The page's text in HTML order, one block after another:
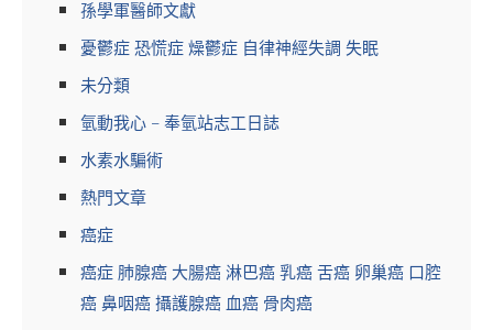
孫學軍醫師文獻
憂鬱症 恐慌症 燥鬱症 自律神經失調 失眠
未分類
氫動我心 – 奉氫站志工日誌
水素水騙術
熱門文章
癌症
癌症 肺腺癌 大腸癌 淋巴癌 乳癌 舌癌 卵巢癌 口腔
癌 鼻咽癌 攝護腺癌 血癌 骨肉癌